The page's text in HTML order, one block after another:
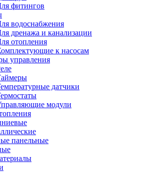
фитингов
водоснабжения
дренажа и канализации
отопления
к насосам
управления
датчики
модули
панельные